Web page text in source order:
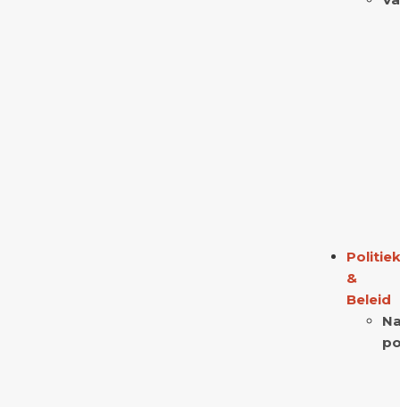
Politiek
&
Beleid